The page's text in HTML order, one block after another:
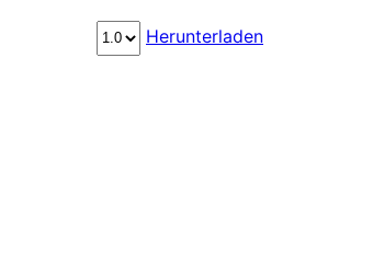
Herunterladen